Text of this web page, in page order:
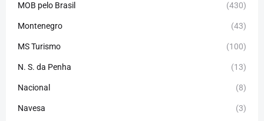
MOB pelo Brasil (430)
Montenegro (43)
MS Turismo (100)
N. S. da Penha (13)
Nacional (8)
Navesa (3)